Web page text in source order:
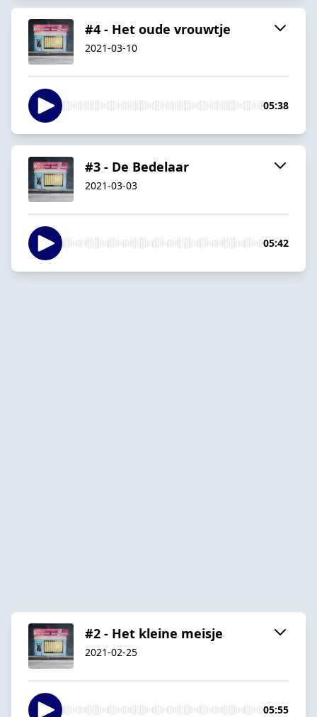
#4 - Het oude vrouwtje
2021-03-10
05:38
#3 - De Bedelaar
2021-03-03
05:42
#2 - Het kleine meisje
2021-02-25
05:55